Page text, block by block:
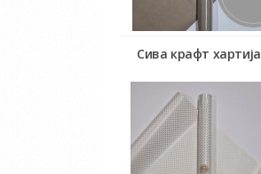
Сива крафт хартија
Во кошничка